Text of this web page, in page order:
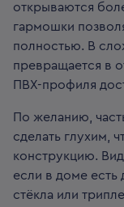
открываются
гармошки
полностью. В
превращается в
ПВХ-профиля
По желанию,
сделать глухим,
конструкцию.
если в доме есть
стёкла или